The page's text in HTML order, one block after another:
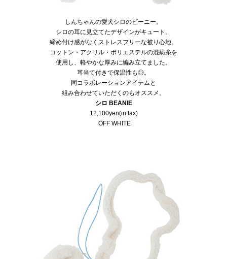
しんちゃんの愛犬シロのビーニー。
シロの耳に見立てたデザインがキュート。
締め付け感がなくストレスフリーな被り心地。
コットン・アクリル・ポリエステルの混紡糸を
使用し、軽やかな厚みに編み立てました。
耳当て付きで保温性も◎。
同コラボレーションアイテムと
組み合わせていただくのもオススメ。
シロ BEANIE
12,100yen(in tax)
OFF WHITE